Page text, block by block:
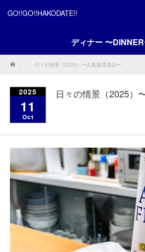
GO!!GO!!HAKODATE!!
ディナー 〜
Home 日々の情景（2025）〜丸善瀧澤酒店〜
2025
11
Oct
日々の情景（2025）